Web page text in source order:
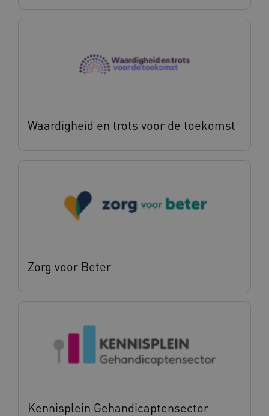
Waardigheid en trots voor de toekomst
Zorg voor Beter
Kennisplein Gehandicaptensector